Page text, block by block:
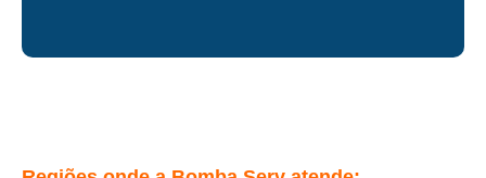
lajes de concreto usinado Penha